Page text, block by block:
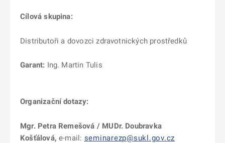
Cílová skupina:
Distributoři a dovozci zdravotnických prostředků
Garant: Ing. Martin Tulis
Organizační dotazy:
Mgr. Petra Remešová / MUDr. Doubravka
Košťálová, e-mail: seminarezp@sukl.gov.cz